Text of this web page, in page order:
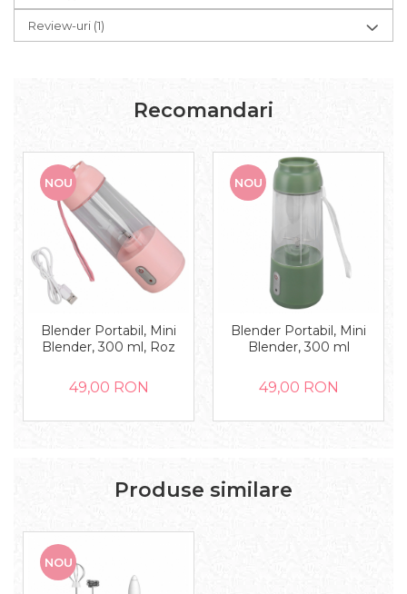
Review-uri (1)
Recomandari
NOU
Blender Portabil, Mini
Blender, 300 ml, Roz
49,00 RON
NOU
Blender Portabil, Mini
Blender, 300 ml
49,00 RON
Produse similare
NOU